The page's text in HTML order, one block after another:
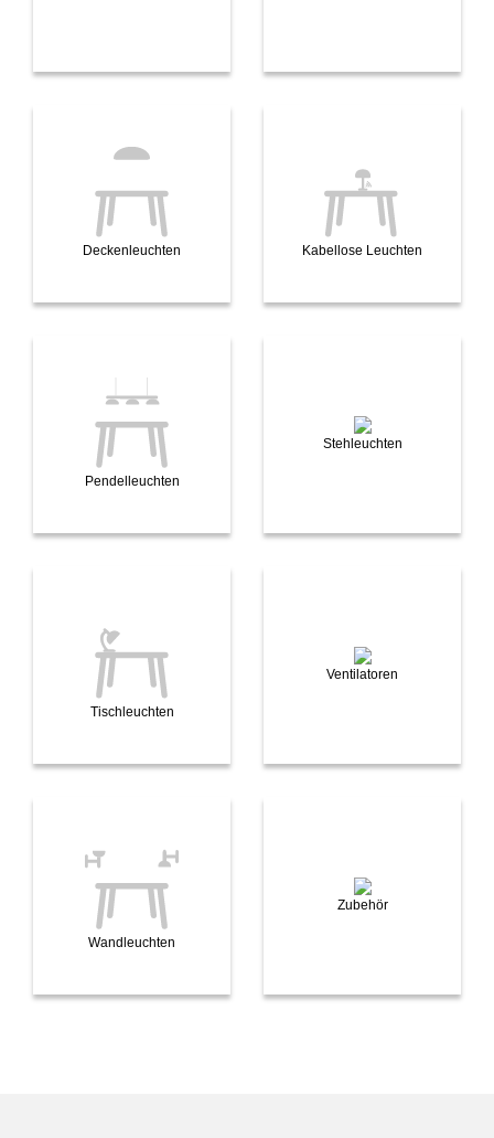
Deckenleuchten Kabellose Leuchten
Pendelleuchten
Stehleuchten
Tischleuchten
Ventilatoren
Wandleuchten
Zubehör